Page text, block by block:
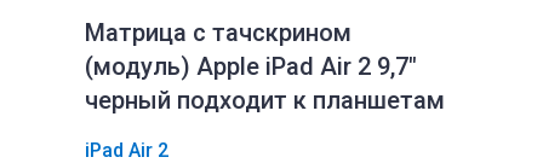
Матрица с тачскрином
(модуль) Apple iPad Air 2 9,7"
черный подходит к планшетам
iPad Air 2